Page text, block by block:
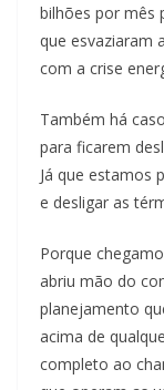
bilhões por mês
que esvaziaram
com a crise
Também há
para ficarem
Já que estamos
e desligar as
Porque
abriu mão do
planejamento
acima de
completo ao